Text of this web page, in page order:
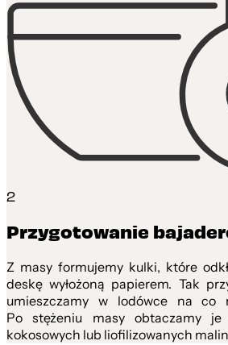
2
Przygotowanie
Z masy formujemy kulki, które
deskę wyłożoną papierem. Tak
umieszczamy w lodówce na co
Po stężeniu masy obtaczamy
kokosowych lub liofilizowanych